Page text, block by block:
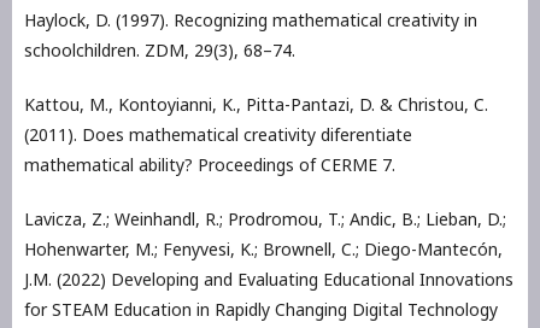
Haylock, D. (1997). Recognizing mathematical creativity in
schoolchildren. ZDM, 29(3), 68–74.
Kattou, M., Kontoyianni, K., Pitta-Pantazi, D. & Christou, C.
(2011). Does mathematical creativity diferentiate
mathematical ability? Proceedings of CERME 7.
Lavicza, Z.; Weinhandl, R.; Prodromou, T.; Andic, B.; Lieban, D.;
Hohenwarter, M.; Fenyvesi, K.; Brownell, C.; Diego-Mantecón,
J.M. (2022) Developing and Evaluating Educational Innovations
for STEAM Education in Rapidly Changing Digital Technology